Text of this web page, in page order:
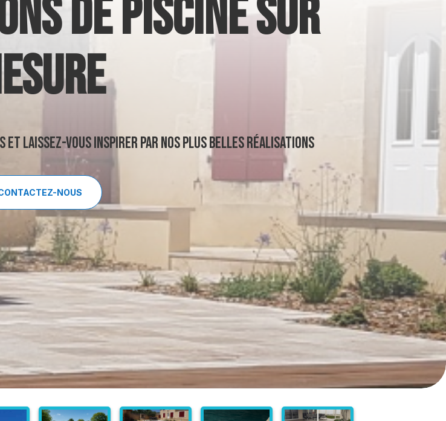
DE PISCINE SUR
et Laissez-vous inspirer par nos plus belles réalisations
NOUS